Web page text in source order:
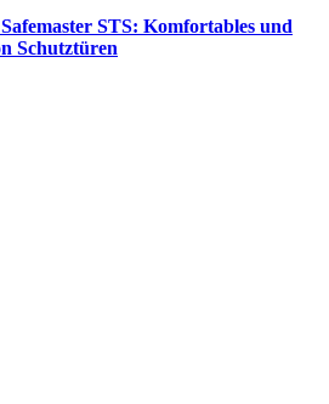
STS: Komfortables und
Schutztüren